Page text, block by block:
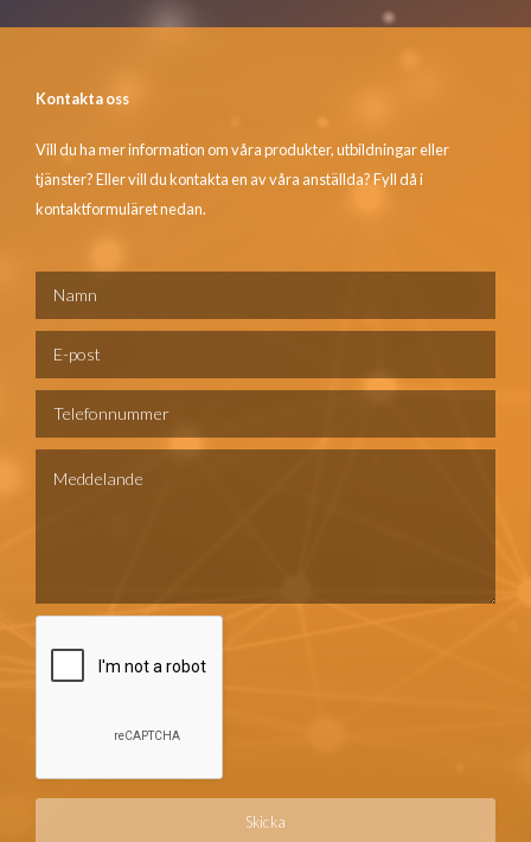
Kontakta oss
Vill du ha mer information om våra produkter, utbildningar eller
tjänster? Eller vill du kontakta en av våra anställda? Fyll då i
kontaktformuläret nedan.